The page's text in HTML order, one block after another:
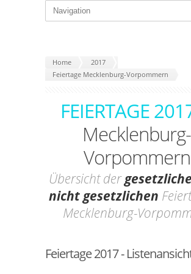
Home
2017
Feiertage Mecklenburg-Vorpommern
FEIERTAGE
Mecklenburg-
Vorpommern
Übersicht der
nicht gesetzlichen
Mecklenburg-
Feiertage 2017 -